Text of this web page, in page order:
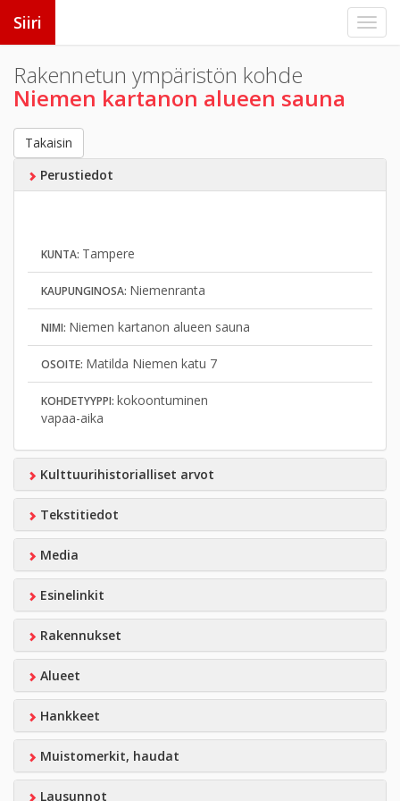
Siiri
Rakennetun ympäristön kohde
Niemen kartanon alueen sauna
Takaisin
Perustiedot
KUNTA: Tampere
KAUPUNGINOSA: Niemenranta
NIMI: Niemen kartanon alueen sauna
OSOITE: Matilda Niemen katu 7
KOHDETYYPPI: kokoontuminen
vapaa-aika
Kulttuurihistorialliset arvot
Tekstitiedot
Media
Esinelinkit
Rakennukset
Alueet
Hankkeet
Muistomerkit, haudat
Lausunnot